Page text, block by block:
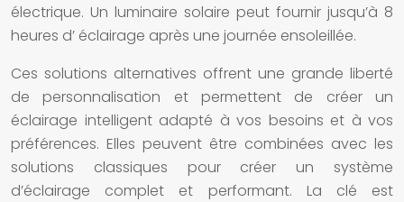
électrique. Un luminaire solaire peut fournir jusqu’à 8
heures d’ éclairage après une journée ensoleillée.
Ces solutions alternatives offrent une grande liberté
de personnalisation et permettent de créer un
éclairage intelligent adapté à vos besoins et à vos
préférences. Elles peuvent être combinées avec les
solutions classiques pour créer unsystème
d’éclairage complet et performant. La clé est